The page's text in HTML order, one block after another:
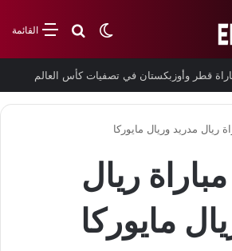
القائمةبحث عن
الوضع المظلم
قطر وأوزبكستان في تصفيات كأس العالم
ريال مدريد وريال مايوركا
ريال
مايوركا